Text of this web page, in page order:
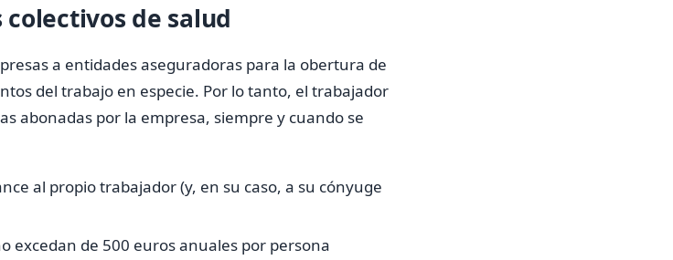
colectivos de salud
a entidades aseguradoras para la obertura de
del trabajo en especie. Por lo tanto, el trabajador
abonadas por la empresa, siempre y cuando se
al propio trabajador (y, en su caso, a su cónyuge
excedan de 500 euros anuales por persona